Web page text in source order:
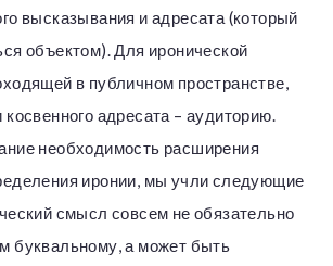
высказывания и адресата (который
объектом). Для иронической
в публичном пространстве,
адресата – аудиторию.
необходимость расширения
иронии, мы учли следующие
смысл совсем не обязательно
буквальному, а может быть